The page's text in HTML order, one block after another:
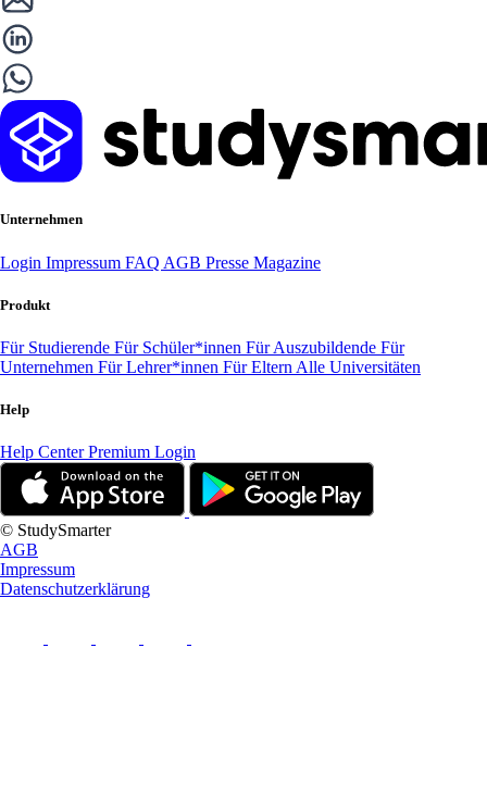
Unternehmen
Login Impressum FAQ AGB Presse Magazine
Produkt
Für Studierende Für Schüler*innen Für Auszubildende Für
Unternehmen Für Lehrer*innen Für Eltern Alle Universitäten
Help
Help CenterPremium Login
© StudySmarter
AGB
Impressum
Datenschutzerklärung